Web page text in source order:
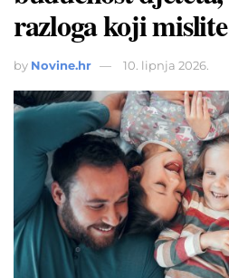
razloga koji mislite
by Novine.hr 10. lipnja 2026.